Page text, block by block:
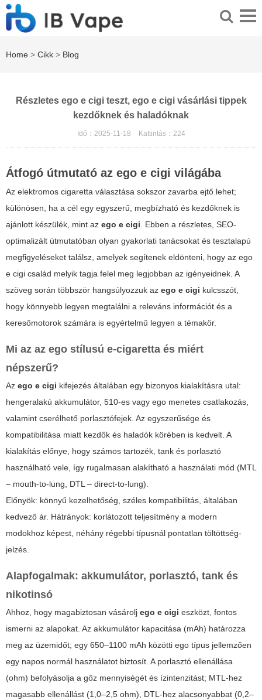
Home > Cikk > Blog
Részletes ego e cigi teszt, ego e cigi vásárlási tippek
kezdőknek és haladóknak
Idő：2025-11-18 Kattintás： 224
Átfogó útmutató az ego e cigi világába
Az elektromos cigaretta választása sokszor zavarba ejtő lehet;
különösen, ha a cél egy egyszerű, megbízható és kezdőknek is
ajánlott készülék, mint az ego e cigi. Ebben a részletes, SEO-
optimalizált útmutatóban olyan gyakorlati tanácsokat és tesztalapú
megfigyeléseket találsz, amelyek segítenek eldönteni, hogy az ego
e cigi család melyik tagja felel meg legjobban az igényeidnek. A
szöveg során többször hangsúlyozzuk az ego e cigi kulcsszót,
hogy könnyebb legyen megtalálni a releváns információt és a
keresőmotorok számára is egyértelmű legyen a témakör.
Mi az az ego stílusú e-cigaretta és miért
népszerű?
Az ego e cigi kifejezés általában egy bizonyos kialakításra utal:
hengeralakú akkumulátor, 510-es vagy ego menetes csatlakozás,
valamint cserélhető porlasztófejek. Az egyszerűsége és
kompatibilitása miatt kezdők és haladók körében is kedvelt. A
kialakítás előnye, hogy számos tartozék, tank és porlasztó
használható vele, így rugalmasan alakítható a használati mód (MTL
– mouth-to-lung, DTL – direct-to-lung).
Előnyök: könnyű kezelhetőség, széles kompatibilitás, általában
kedvező ár. Hátrányok: korlátozott teljesítmény a modern
modokhoz képest, néhány régebbi típusnál pontatlan töltöttség-
jelzés.
Alapfogalmak: akkumulátor, porlasztó, tank és
nikotinsó
Ahhoz, hogy magabiztosan vásárolj ego e cigi eszközt, fontos
ismerni az alapokat. Az akkumulátor kapacitása (mAh) határozza
meg az üzemidőt; egy 650–1100 mAh közötti ego típus jellemzően
egy napos normál használatot biztosít. A porlasztó ellenállása
(ohm) befolyásolja a gőz mennyiségét és ízintenzitást; MTL-hez
magasabb ellenállást (1,0–2,5 ohm), DTL-hez alacsonyabbat (0,2–